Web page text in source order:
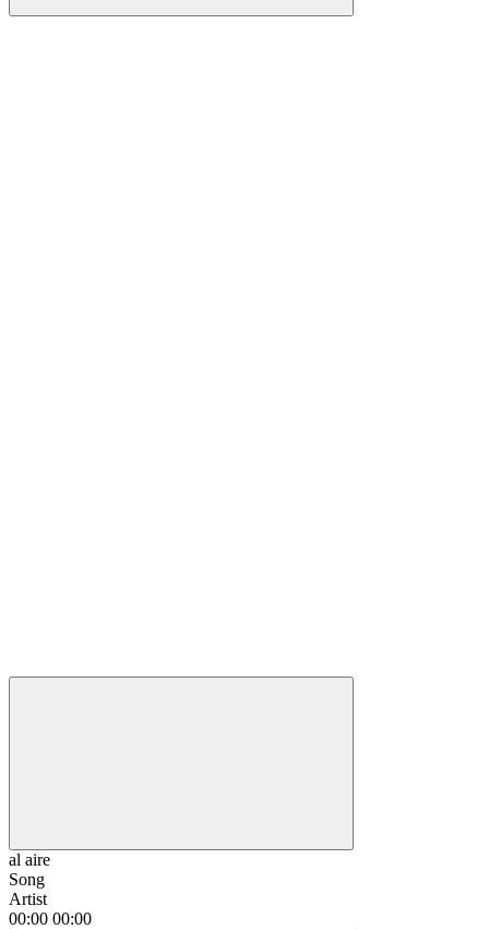
al aire
Song
Artist
00:00 00:00